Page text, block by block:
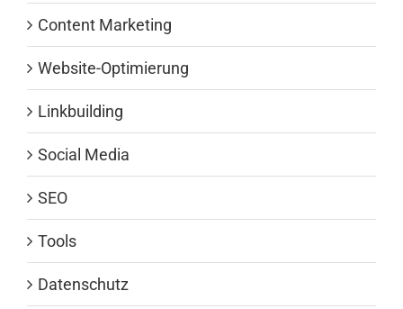
Content Marketing
Website-Optimierung
Linkbuilding
Social Media
SEO
Tools
Datenschutz